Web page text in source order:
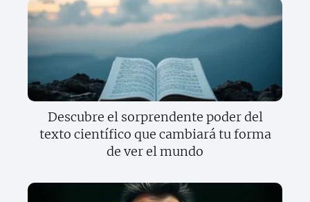
Descubre el sorprendente poder del
texto científico que cambiará tu forma
de ver el mundo